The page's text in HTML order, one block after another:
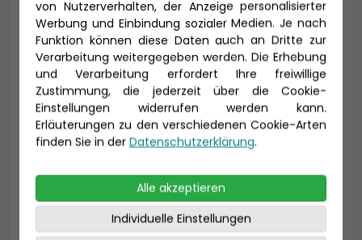
Vorname * Nachname *
E-Mail *
von Nutzerverhalten, der Anzeige personalisierter
Werbung und Einbindung sozialer Medien. Je nach
Funktion können diese Daten auch an Dritte zur
Verarbeitung weitergegeben werden. Die Erhebung
und Verarbeitung erfordert Ihre freiwillige
Zustimmung, die jederzeit über die Cookie-
Einstellungen widerrufen werden kann.
Erläuterungen zu den verschiedenen Cookie-Arten
finden Sie in der Datenschutzerklärung.
Alle akzeptieren
Individuelle Einstellungen